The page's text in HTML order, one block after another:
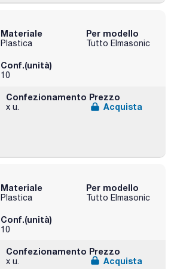
Materiale
Plastica
Per modello
Tutto Elmasonic
Conf.(unità)
10
Confezionamento
x u.
Prezzo
Acquista
Materiale
Plastica
Per modello
Tutto Elmasonic
Conf.(unità)
10
Confezionamento
x u.
Prezzo
Acquista